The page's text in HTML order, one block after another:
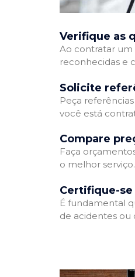
Verifique as
Ao contratar um
reconhecidas e
Solicite
Peça
você está
Compare
Faça
o melhor
Certifique-
É fundamental
de acidentes ou